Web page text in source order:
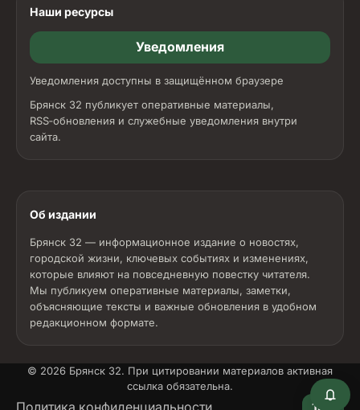
Наши ресурсы
Уведомления
Уведомления доступны в защищённом браузере
Брянск 32 публикует оперативные материалы,
RSS‑обновления и служебные уведомления внутри
сайта.
Об издании
Брянск 32 — информационное издание о новостях,
городской жизни, ключевых событиях и изменениях,
которые влияют на повседневную повестку читателя.
Мы публикуем оперативные материалы, заметки,
объясняющие тексты и важные обновления в удобном
редакционном формате.
© 2026 Брянск 32. При цитировании материалов активная
ссылка обязательна.
18+